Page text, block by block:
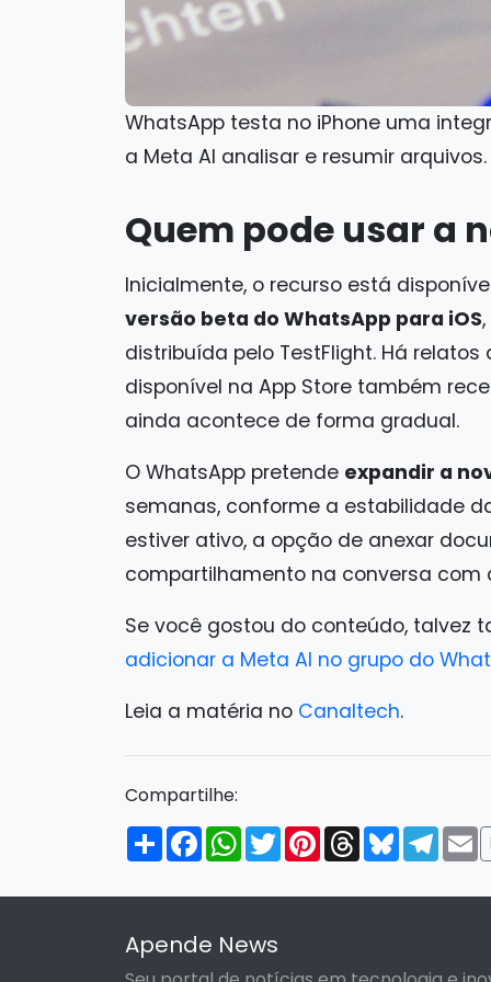
WhatsApp testa no iPhone uma
a Meta AI analisar e resumir
Quem pode usar a
Inicialmente, o recurso está
versão beta do WhatsApp para iOS
distribuída pelo TestFlight. Há
disponível na App Store também
ainda acontece de forma gradual.
O WhatsApp pretende expandir a
semanas, conforme a estabilidade
estiver ativo, a opção de anexar
compartilhamento na conversa com
Se você gostou do conteúdo, talvez
adicionar a Meta AI no grupo do
Leia a matéria no Canaltech.
Compartilhe:
Compartilhar
FacebookWhatsApp
TwitterPinterestThreadsBluesky
Apende News